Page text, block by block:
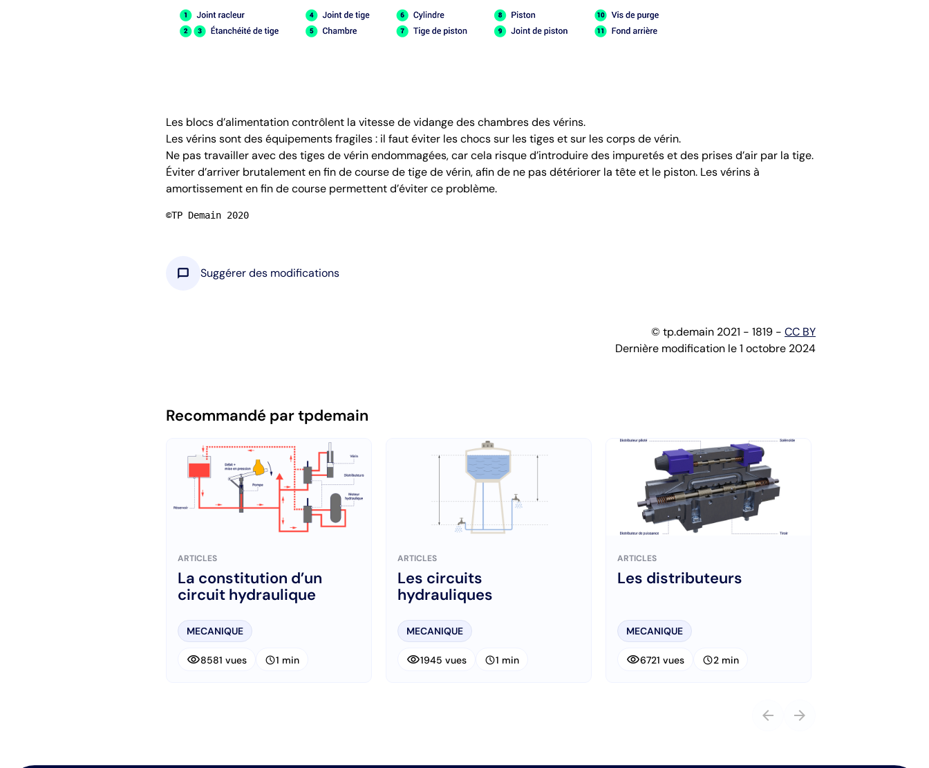
Les blocs d’alimentation contrôlent la vitesse de vidange des chambres des vérins.
Les vérins sont des équipements fragiles : il faut éviter les chocs sur les tiges et sur les corps de vérin.
Ne pas travailler avec des tiges de vérin endommagées, car cela risque d’introduire des impuretés et des prises d’air par la tige.
Éviter d’arriver brutalement en fin de course de tige de vérin, afin de ne pas détériorer la tête et le piston. Les vérins à
amortissement en fin de course permettent d’éviter ce problème.
©TP Demain 2020
chat_bubble Suggérer des modifications
© tp.demain 2021 - 1819 - CC BY
Dernière modification le 1 octobre 2024
Recommandé par tpdemain
ARTICLES
La constitution d’un
circuit hydraulique
MECANIQUE
visibility8581 vues schedule1 min
ARTICLES
Les circuits
hydrauliques
MECANIQUE
visibility1945 vues schedule1 min
ARTICLES
Les distributeurs
MECANIQUE
visibility6721 vues schedule2 min
arrow_back arrow_forward